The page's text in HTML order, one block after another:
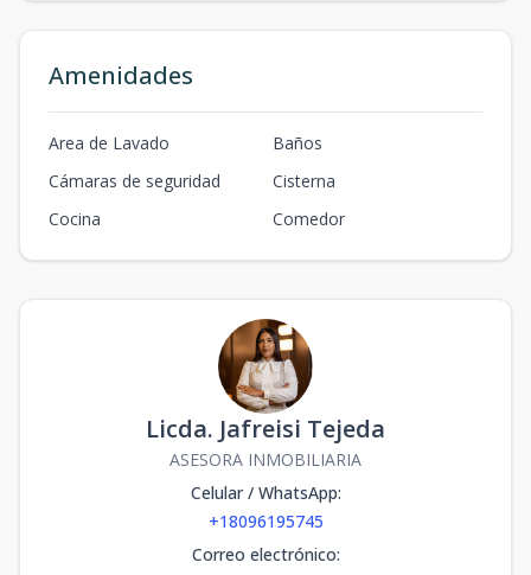
Amenidades
Area de Lavado
Baños
Cámaras de seguridad
Cisterna
Cocina
Comedor
Licda. Jafreisi Tejeda
ASESORA INMOBILIARIA
Celular / WhatsApp:
+18096195745
Correo electrónico: